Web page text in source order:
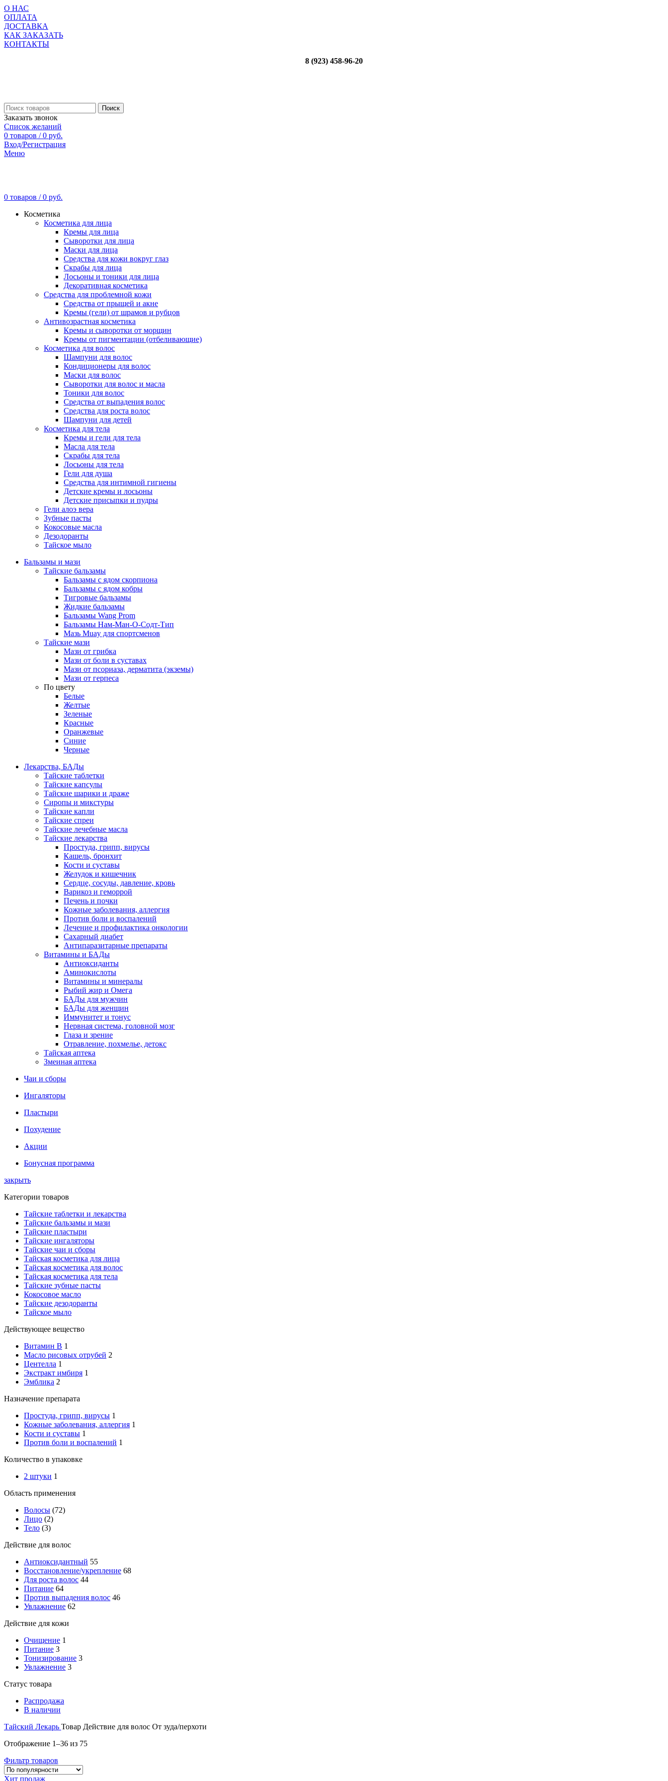
О НАС
ОПЛАТА
ДОСТАВКА
КАК ЗАКАЗАТЬ
КОНТАКТЫ
8 (923) 458-96-20
Поиск
Заказать звонок
Список желаний
0 товаров / 0 руб.
Вход/Регистрация
Меню
0 товаров / 0 руб.
Косметика
Косметика для лица
Кремы для лица
Сыворотки для лица
Маски для лица
Средства для кожи вокруг глаз
Скрабы для лица
Лосьоны и тоники для лица
Декоративная косметика
Средства для проблемной кожи
Средства от прыщей и акне
Кремы (гели) от шрамов и рубцов
Антивозрастная косметика
Кремы и сыворотки от морщин
Кремы от пигментации (отбеливающие)
Косметика для волос
Шампуни для волос
Кондиционеры для волос
Маски для волос
Сыворотки для волос и масла
Тоники для волос
Средства от выпадения волос
Средства для роста волос
Шампуни для детей
Косметика для тела
Кремы и гели для тела
Масла для тела
Скрабы для тела
Лосьоны для тела
Гели для душа
Средства для интимной гигиены
Детские кремы и лосьоны
Детские присыпки и пудры
Гели алоэ вера
Зубные пасты
Кокосовые масла
Дезодоранты
Тайское мыло
Бальзамы и мази
Тайские бальзамы
Бальзамы с ядом скорпиона
Бальзамы с ядом кобры
Тигровые бальзамы
Жидкие бальзамы
Бальзамы Wang Prom
Бальзамы Нам-Ман-О-Содт-Тип
Мазь Muay для спортсменов
Тайские мази
Мази от грибка
Мази от боли в суставах
Мази от псориаза, дерматита (экземы)
Мази от герпеса
По цвету
Белые
Желтые
Зеленые
Красные
Оранжевые
Синие
Черные
Лекарства, БАДы
Тайские таблетки
Тайские капсулы
Тайские шарики и драже
Сиропы и микстуры
Тайские капли
Тайские спреи
Тайские лечебные масла
Тайские лекарства
Простуда, грипп, вирусы
Кашель, бронхит
Кости и суставы
Желудок и кишечник
Сердце, сосуды, давление, кровь
Варикоз и геморрой
Печень и почки
Кожные заболевания, аллергия
Против боли и воспалений
Лечение и профилактика онкологии
Сахарный диабет
Антипаразитарные препараты
Витамины и БАДы
Антиоксиданты
Аминокислоты
Витамины и минералы
Рыбий жир и Омега
БАДы для мужчин
БАДы для женщин
Иммунитет и тонус
Нервная система, головной мозг
Глаза и зрение
Отравление, похмелье, детокс
Тайская аптека
Змеиная аптека
Чаи и сборы
Ингаляторы
Пластыри
Похудение
Акции
Бонусная программа
закрыть
Категории товаров
Тайские таблетки и лекарства
Тайские бальзамы и мази
Тайские пластыри
Тайские ингаляторы
Тайские чаи и сборы
Тайская косметика для лица
Тайская косметика для волос
Тайская косметика для тела
Тайские зубные пасты
Кокосовое масло
Тайские дезодоранты
Тайское мыло
Действующее вещество
Витамин B 1
Масло рисовых отрубей 2
Центелла 1
Экстракт имбиря 1
Эмблика 2
Назначение препарата
Простуда, грипп, вирусы 1
Кожные заболевания, аллергия 1
Кости и суставы 1
Против боли и воспалений 1
Количество в упаковке
2 штуки 1
Область применения
Волосы (72)
Лицо (2)
Тело (3)
Действие для волос
Антиоксидантный 55
Восстановление/укрепление 68
Для роста волос 44
Питание 64
Против выпадения волос 46
Увлажнение 62
Действие для кожи
Очищение 1
Питание 3
Тонизирование 3
Увлажнение 3
Статус товара
Распродажа
В наличии
Тайский Лекарь Товар Действие для волос От зуда/перхоти
Отображение 1–36 из 75
Фильтр товаров
Хит продаж